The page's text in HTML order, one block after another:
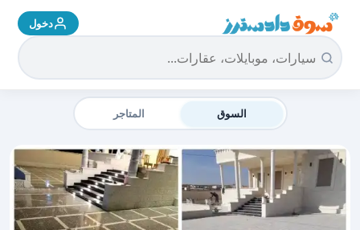
سوق دادسترز الرئيسية دخول
السوق المتاجر